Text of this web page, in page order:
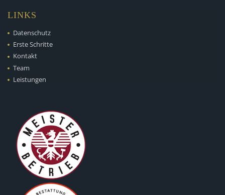
LINKS
Datenschutz
Erste Schritte
Kontakt
Team
Leistungen